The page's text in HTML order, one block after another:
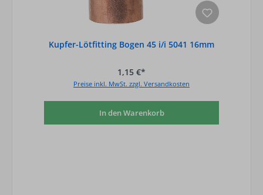
Kupfer-Lötfitting Bogen 45 i/i 5041 16mm
1,15 €*
Preise inkl. MwSt. zzgl. Versandkosten
In den Warenkorb